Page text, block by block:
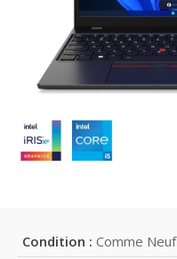
Condition : Comme Neuf